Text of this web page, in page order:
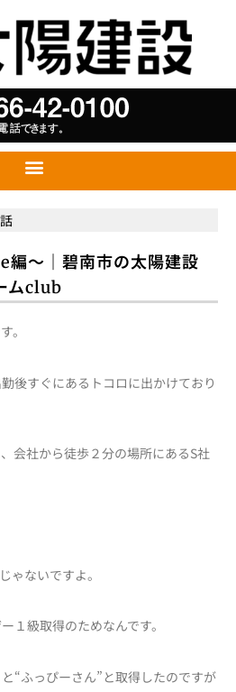
～｜碧南市の太陽建設
ムclub
。
後すぐにあるトコロに出かけており
会社から徒歩２分の場所にあるS社
ゃないですよ。
１級取得のためなんです。
“ふっぴーさん”と取得したのですが